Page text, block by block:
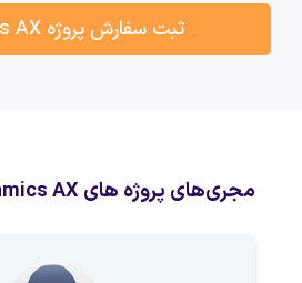
ثبت سفارش پروژه Dynamics AX
مجری‌های پروژه های Dynamics AX